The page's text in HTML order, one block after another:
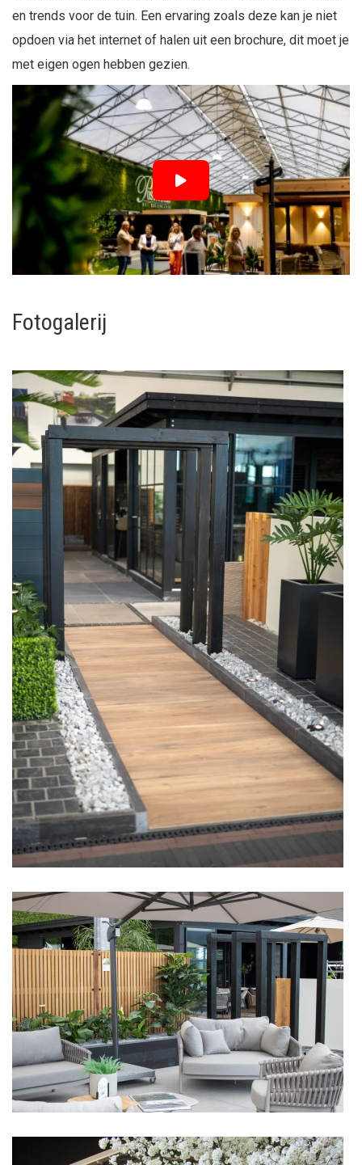
en trends voor de tuin. Een ervaring zoals deze kan je niet
opdoen via het internet of halen uit een brochure, dit moet je
met eigen ogen hebben gezien.
Fotogalerij